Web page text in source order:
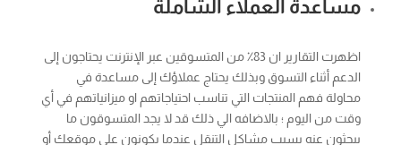
الدعم أثناء التسوق وبذلك يحتاج عملاؤك إلى مساعدة في
محاولة فهم المنتجات التي تناسب احتياجاتهم او ميزانياتهم في أي
وقت من اليوم ؛ بالاضافه الي ذلك قد لا يجد المتسوقون ما
يبحثون عنه بسبب مشاكل التنقل عندما يكونون على موقعك أو
قد يكون لديهم أسئلة حول التسجيل والدفع والسداد والتسليم